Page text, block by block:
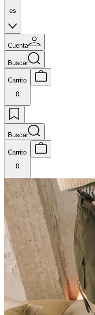
es
Cuenta
Buscar
Carrito
0
Buscar
Carrito
0